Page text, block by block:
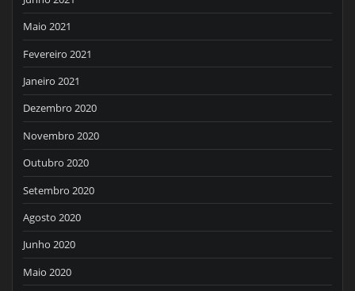
Maio 2021
Fevereiro 2021
Janeiro 2021
Dezembro 2020
Novembro 2020
Outubro 2020
Setembro 2020
Agosto 2020
Junho 2020
Maio 2020